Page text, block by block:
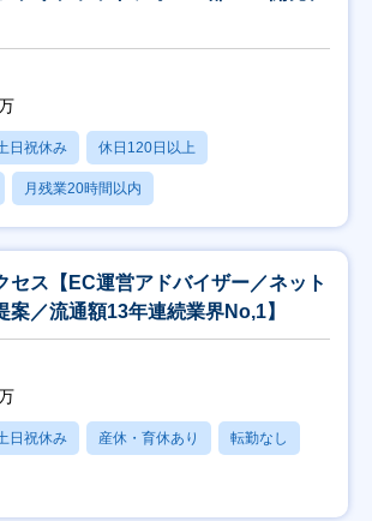
日祝休み 休日120日以上
月残業20時間以内
セス【EC運営アドバイザー／ネット
案／流通額13年連続業界No,1】
日祝休み 産休・育休あり 転勤なし